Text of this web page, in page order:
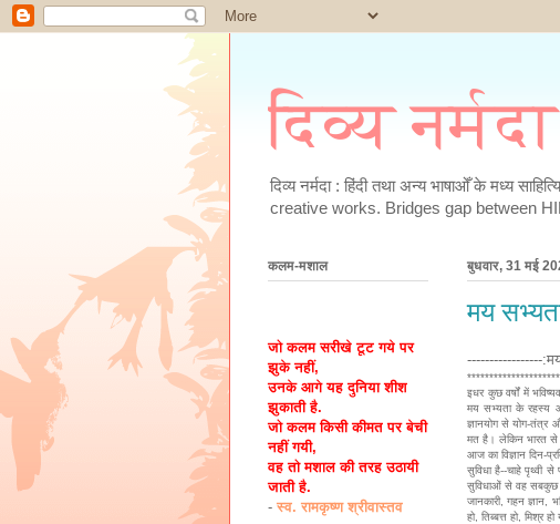
दिव्य
दिव्य नर्मदा : हिंदी तथा अन्य भाषाओँ के मध्य
creative works. Bridges gap between
बुधवार, 31 मई
मय
-----------------
इधर कुछ वर्षों में
मय सभ्यता के रहस्य
ज्ञानयोग से योग-तंत्र
मत है। लेकिन भारत से
आज का विज्ञान दिन-
सुविधा है--चाहे पृथ्वी
सुविधाओं से वह सबकुछ
जानकारी, गहन ज्ञान,
हो, तिब्बत्त हो, मिश्र
कलम-मशाल
जो कलम सरीखे टूट गये पर
झुके नहीं,
उनके आगे यह दुनिया शीश
झुकाती है.
जो कलम किसी कीमत पर बेची
नहीं गयी,
वह तो मशाल की तरह उठायी
जाती है.
- स्व. रामकृष्ण श्रीवास्तव